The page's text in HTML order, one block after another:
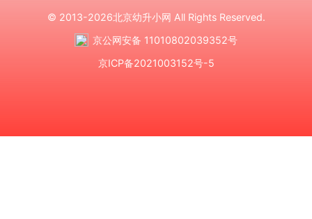
© 2013-2026北京幼升小网 All Rights Reserved.
京公网安备 11010802039352号
京ICP备2021003152号-5